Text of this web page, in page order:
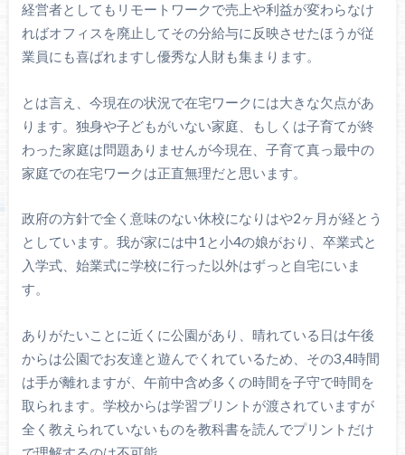
経営者としてもリモートワークで売上や利益が変わらなけ
ればオフィスを廃止してその分給与に反映させたほうが従
業員にも喜ばれますし優秀な人財も集まります。
とは言え、今現在の状況で在宅ワークには大きな欠点があ
ります。独身や子どもがいない家庭、もしくは子育てが終
わった家庭は問題ありませんが今現在、子育て真っ最中の
家庭での在宅ワークは正直無理だと思います。
政府の方針で全く意味のない休校になりはや2ヶ月が経とう
としています。我が家には中1と小4の娘がおり、卒業式と
入学式、始業式に学校に行った以外はずっと自宅にいま
す。
ありがたいことに近くに公園があり、晴れている日は午後
からは公園でお友達と遊んでくれているため、その3,4時間
は手が離れますが、午前中含め多くの時間を子守で時間を
取られます。学校からは学習プリントが渡されていますが
全く教えられていないものを教科書を読んでプリントだけ